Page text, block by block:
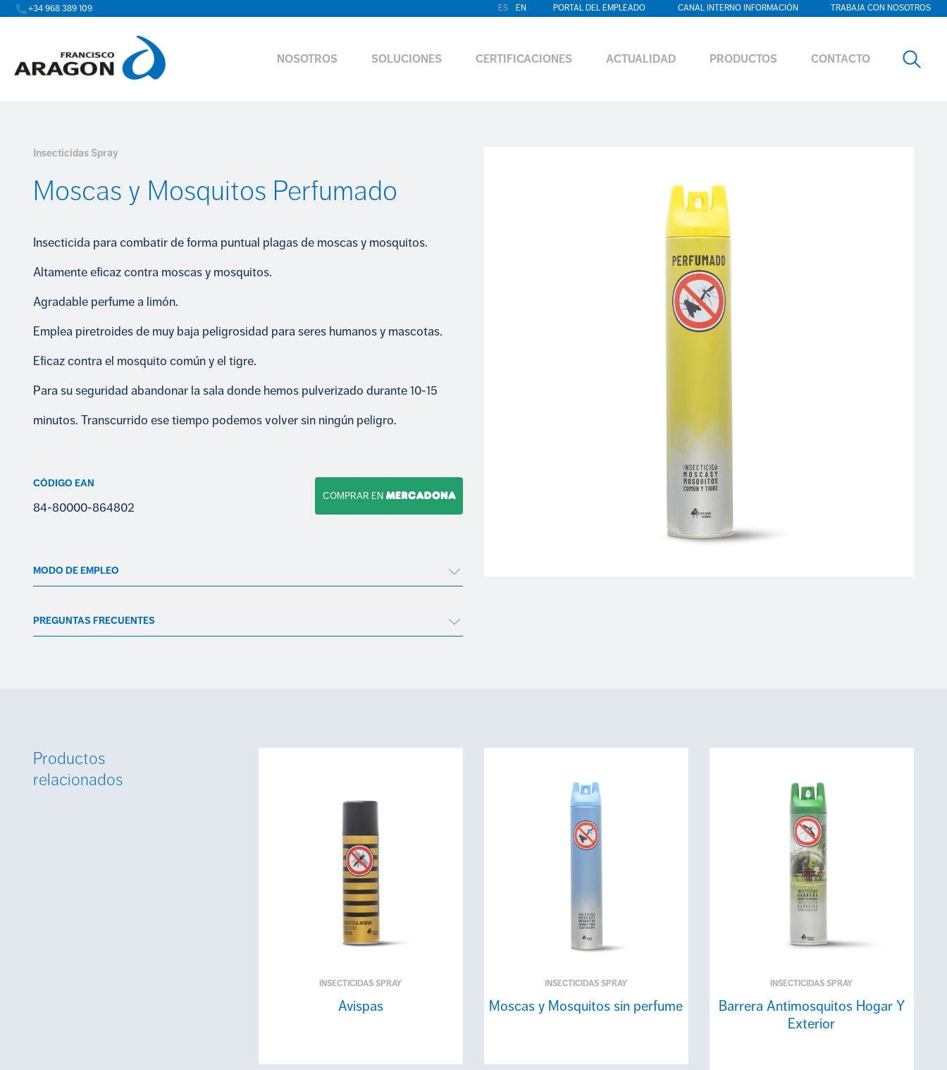
+34 968 389 109 ES EN PORTAL DEL EMPLEADO CANAL INTERNO INFORMACIÓN TRABAJA CON NOSOTROS
NOSOTROS SOLUCIONES CERTIFICACIONES ACTUALIDAD PRODUCTOS CONTACTO
Insecticidas Spray
Moscas y Mosquitos Perfumado
Insecticida para combatir de forma puntual plagas de moscas y mosquitos.
Altamente eficaz contra moscas y mosquitos.
Agradable perfume a limón.
Emplea piretroides de muy baja peligrosidad para seres humanos y mascotas.
Eficaz contra el mosquito común y el tigre.
Para su seguridad abandonar la sala donde hemos pulverizado durante 10-15
minutos. Transcurrido ese tiempo podemos volver sin ningún peligro.
CÓDIGO EAN
84-80000-864802
COMPRAR EN
MODO DE EMPLEO
PREGUNTAS FRECUENTES
Productos
relacionados
INSECTICIDAS SPRAY
Avispas
INSECTICIDAS SPRAY
Moscas y Mosquitos sin perfume
INSECTICIDAS SPRAY
Barrera Antimosquitos Hogar Y
Exterior